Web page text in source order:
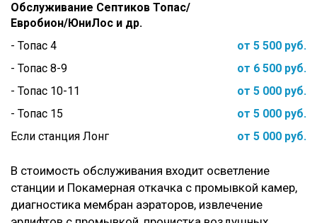
Обслуживание Септиков Топас/
Евробион/ЮниЛос и др.
- Топас 4
от 5 500 руб.
- Топас 8-9
от 6 500 руб.
- Топас 10-11
от 5 000 руб.
- Топас 15
от 5 000 руб.
Если станция Лонг
от 5 000 руб.
В стоимость обслуживания входит осветление
станции и Покамерная откачка с промывкой камер,
диагностика мембран аэраторов, извлечение